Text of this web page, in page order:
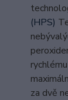
(HPS)
za dvě